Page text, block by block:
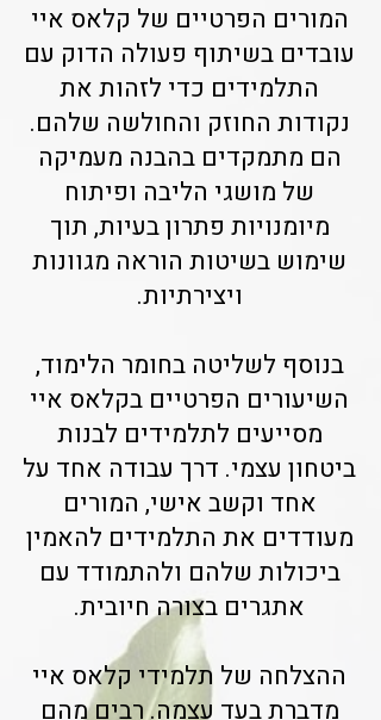
המורים הפרטיים של קלאס איי
עובדים בשיתוף פעולה הדוק עם
התלמידים כדי לזהות את
נקודות החוזק והחולשה שלהם.
הם מתמקדים בהבנה מעמיקה
של מושגי הליבה ופיתוח
מיומנויות פתרון בעיות, תוך
שימוש בשיטות הוראה מגוונות
ויצירתיות.
בנוסף לשליטה בחומר הלימוד,
השיעורים הפרטיים בקלאס איי
מסייעים לתלמידים לבנות
ביטחון עצמי. דרך עבודה אחד על
אחד וקשב אישי, המורים
מעודדים את התלמידים להאמין
ביכולות שלהם ולהתמודד עם
אתגרים בצורה חיובית.
ההצלחה של תלמידי קלאס איי
מדברת בעד עצמה. רבים מהם